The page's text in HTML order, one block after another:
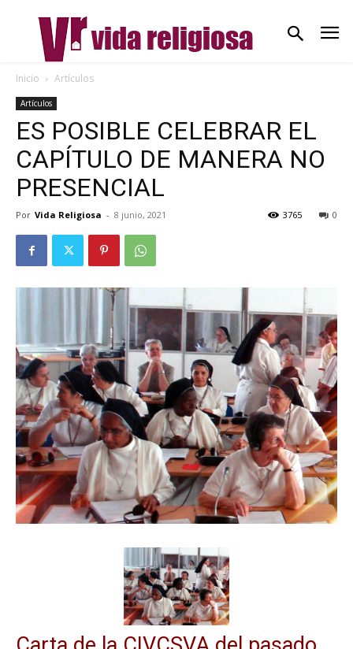
Inicio Artículos
Artículos
ES POSIBLE CELEBRAR EL
CAPÍTULO DE MANERA NO
PRESENCIAL
Por Vida Religiosa - 8 junio, 2021 0
3765